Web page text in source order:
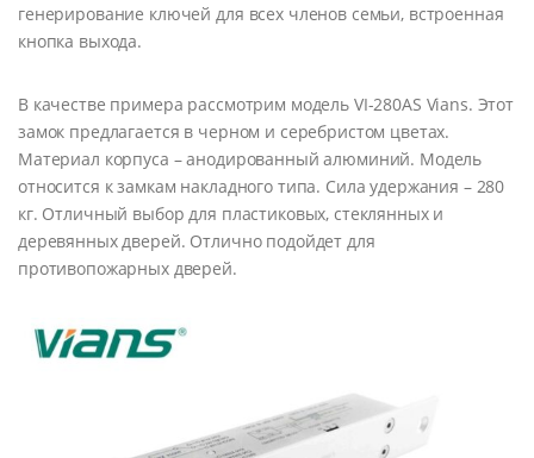
генерирование ключей для всех членов семьи, встроенная
кнопка выхода.
В качестве примера рассмотрим модель VI-280AS Vians. Этот
замок предлагается в черном и серебристом цветах.
Материал корпуса – анодированный алюминий. Модель
относится к замкам накладного типа. Сила удержания – 280
кг. Отличный выбор для пластиковых, стеклянных и
деревянных дверей. Отлично подойдет для
противопожарных дверей.